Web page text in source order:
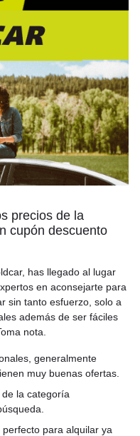
precios de la
cupón descuento
has llegado al lugar
en aconsejarte para
sin tanto esfuerzo, solo a
además de ser fáciles
nota.
generalmente
muy buenas ofertas.
la categoría
para alquilar ya